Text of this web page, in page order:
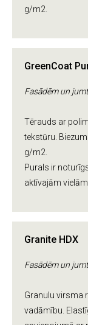
g/m2.
GreenCoat
Fasādēm un
Tērauds ar
tekstūru.
g/m2.
Purals ir
aktīvajām
Granite HDX
Fasādēm un
Granulu virsma
vadāmību.